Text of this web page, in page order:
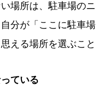
場所は、駐車場のニ
分が「ここに駐車場
える場所を選ぶこと
ている